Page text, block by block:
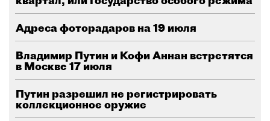
Адреса фоторадаров на 19 июля
Владимир Путин и Кофи Аннан встретятся
в Москве 17 июля
Путин разрешил не регистрировать
коллекционное оружие